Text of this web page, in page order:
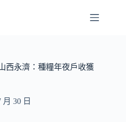
西永濟：種糧年夜戶收獲
月 30 日